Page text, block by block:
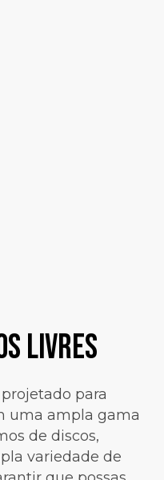
Livres
para
uma ampla gama
de discos,
variedade de